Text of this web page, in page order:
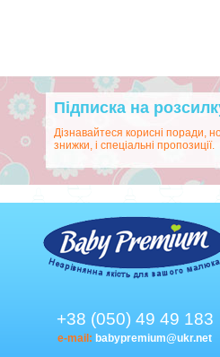
Підписка на
Дізнавайтеся корисні поради,
знижки, і спеціальні пропозиції.
+38 (050) 49 49 183
e-mail: babypremium@ukr.net